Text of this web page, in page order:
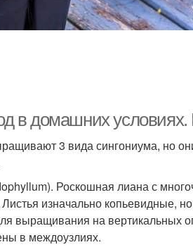
в домашних
3 вида сингониума, но
Роскошная лиана с
изначально копьевидные,
выращивания на вертикальных
в междоузлиях.